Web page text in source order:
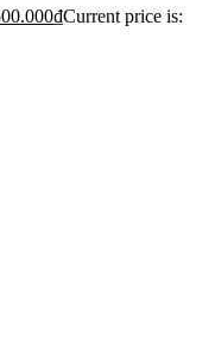
₫Current price is: